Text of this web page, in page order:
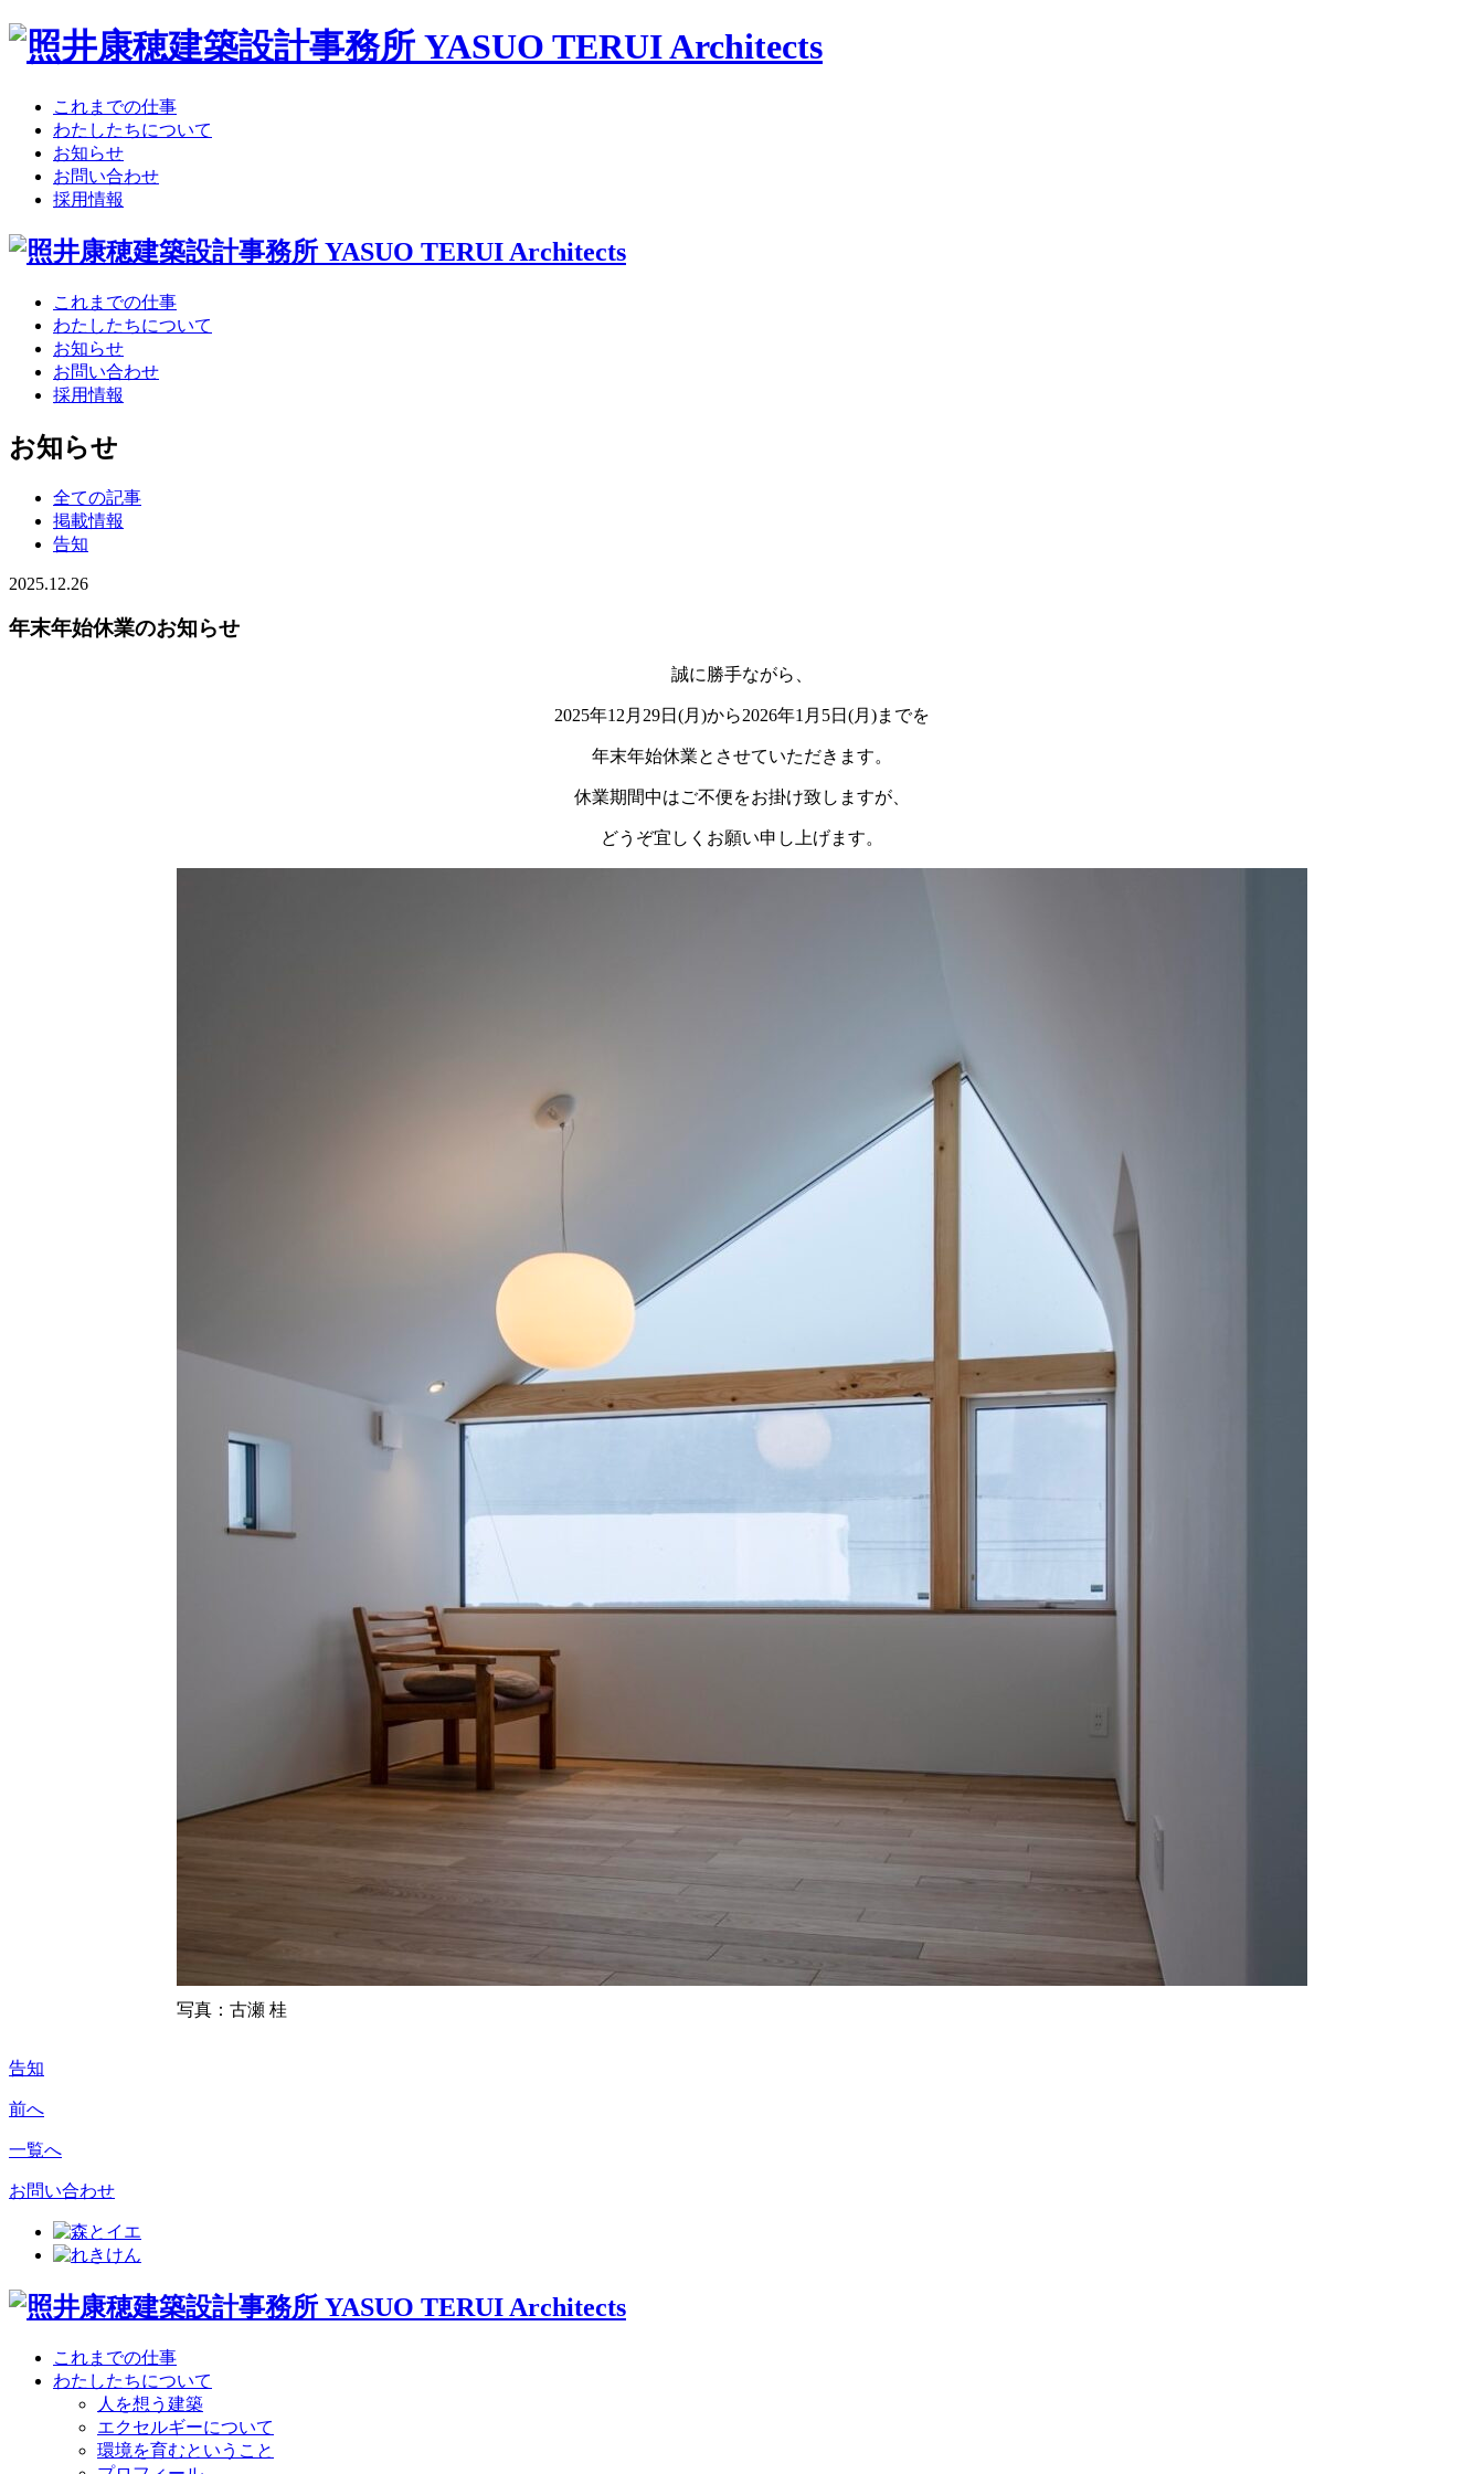
これまでの仕事
わたしたちについて
お知らせ
お問い合わせ
採用情報
これまでの仕事
わたしたちについて
お知らせ
お問い合わせ
採用情報
お知らせ
全ての記事
掲載情報
告知
2025.12.26
年末年始休業のお知らせ
誠に勝手ながら、
2025年12月29日(月)から2026年1月5日(月)までを
年末年始休業とさせていただきます。
休業期間中はご不便をお掛け致しますが、
どうぞ宜しくお願い申し上げます。
写真：古瀬 桂
告知
前へ
一覧へ
お問い合わせ
これまでの仕事
わたしたちについて
人を想う建築
エクセルギーについて
環境を育むということ